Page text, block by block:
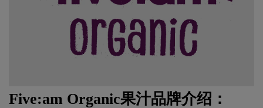
Five:am Organic果汁品牌介绍：